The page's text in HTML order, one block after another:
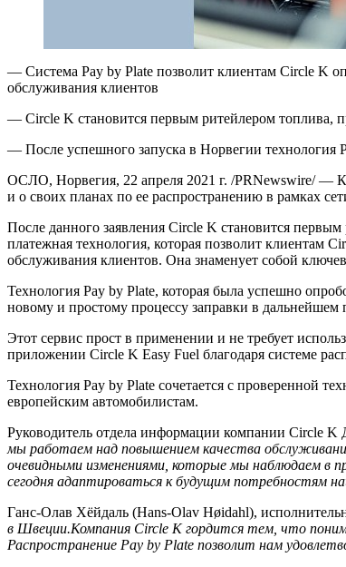
— Система Pay by Plate позволит клиентам Circle K
обслуживания клиентов
— Circle K становится первым ритейлером топлива,
— После успешного запуска в Норвегии технология
ОСЛО, Норвегия, 22 апреля 2021 г. /PRNewswire/ —
и о своих планах по ее распространению в рамках
После данного заявления Circle K становится
платежная технология, которая позволит клиентам
обслуживания клиентов. Она знаменует собой
Технология Pay by Plate, которая была успешно
новому и простому процессу заправки в дальнейшем
Этот сервис прост в применении и не требует
приложении Circle K Easy Fuel благодаря системе
Технология Pay by Plate сочетается с проверенной
европейским автомобилистам.
Руководитель отдела информации компании Circle
мы работаем над повышением качества
очевидными изменениями, которые мы наблюдаем в
сегодня адаптироваться к будущим потребностям
Ганс-Олав Хёйдаль (Hans-Olav Høidahl),
в Швеции.Компания Circle K гордится тем, что
Распространение Pay by Plate позволит нам